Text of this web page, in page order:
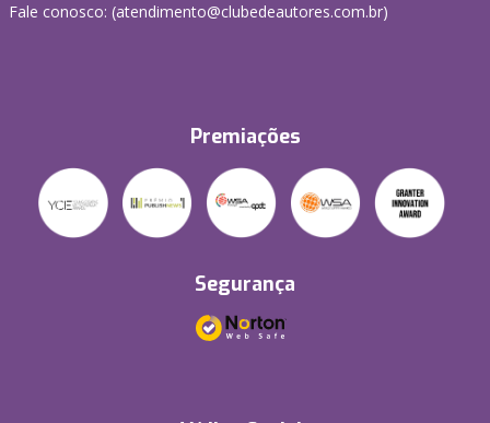
Fale conosco: (atendimento@clubedeautores.com.br)
Premiações
Segurança